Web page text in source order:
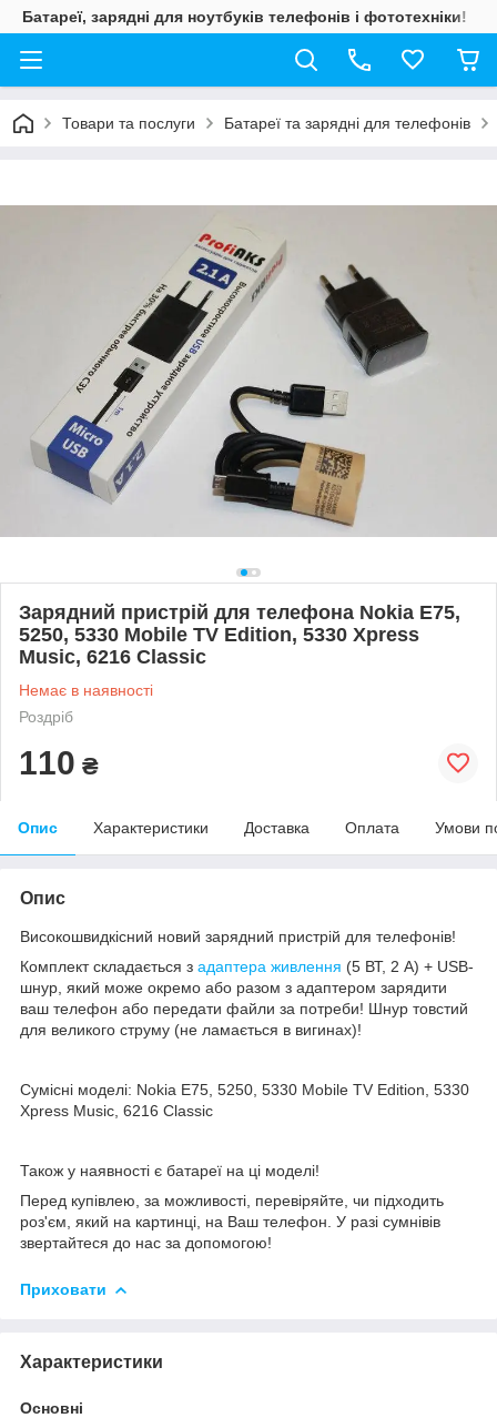
Батареї, зарядні для ноутбуків телефонів і фототехніки!
Товари та послуги Батареї та зарядні для телефонів
Зарядний пристрій для телефона Nokia E75,
5250, 5330 Mobile TV Edition, 5330 Xpress
Music, 6216 Classic
Немає в наявності
Роздріб
110 ₴
Опис Характеристики Доставка Оплата Умови
Опис
Високошвидкісний новий зарядний пристрій для телефонів!
Комплект складається з адаптера живлення (5 ВТ, 2 А) + USB-
шнур, який може окремо або разом з адаптером зарядити
ваш телефон або передати файли за потреби! Шнур товстий
для великого струму (не ламається в вигинах)!
Сумісні моделі: Nokia E75, 5250, 5330 Mobile TV Edition, 5330
Xpress Music, 6216 Classic
Також у наявності є батареї на ці моделі!
Перед купівлею, за можливості, перевіряйте, чи підходить
роз'єм, який на картинці, на Ваш телефон. У разі сумнівів
звертайтеся до нас за допомогою!
Приховати
Характеристики
Основні